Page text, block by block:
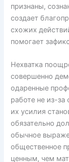
признаны,
создает
схожих
помогает
Нехватка
совершенно
одаренные
работе не из-за
их усилия
обязательно
обычное
общественное
ценным, чем